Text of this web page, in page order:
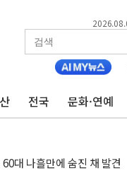
전국 문화·연예